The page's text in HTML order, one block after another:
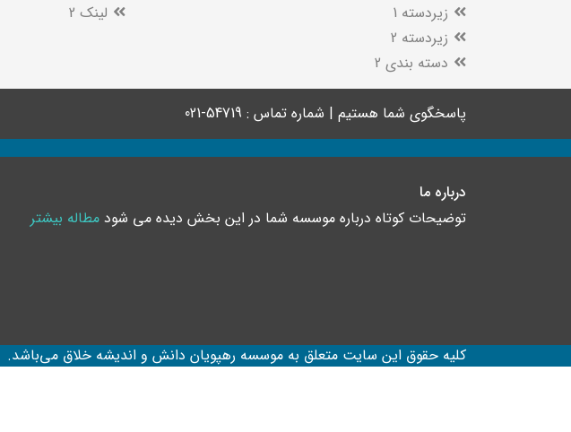
زیردسته 1
زیردسته 2
دسته بندی 2
لینک 2
پاسخگوی شما هستیم | شماره تماس : 54719-021
درباره ما
توضیحات کوتاه درباره موسسه شما در این بخش دیده می شود مطاله بیشتر
کلیه حقوق این سایت متعلق به موسسه رهپویان دانش و اندیشه خلاق می‌باشد.